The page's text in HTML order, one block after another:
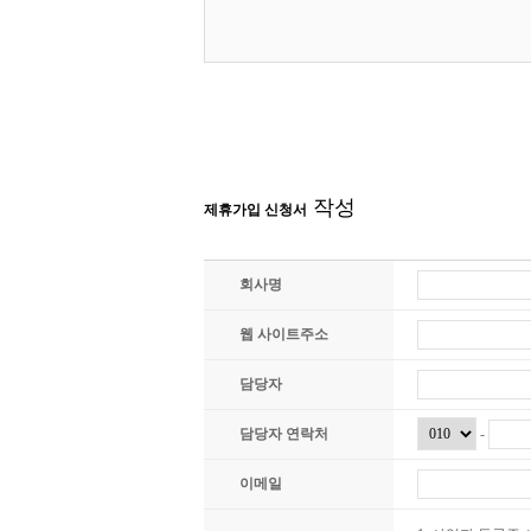
제휴가입 신청서 작성
회사명
웹 사이트주소
담당자
담당자 연락처 -
이메일